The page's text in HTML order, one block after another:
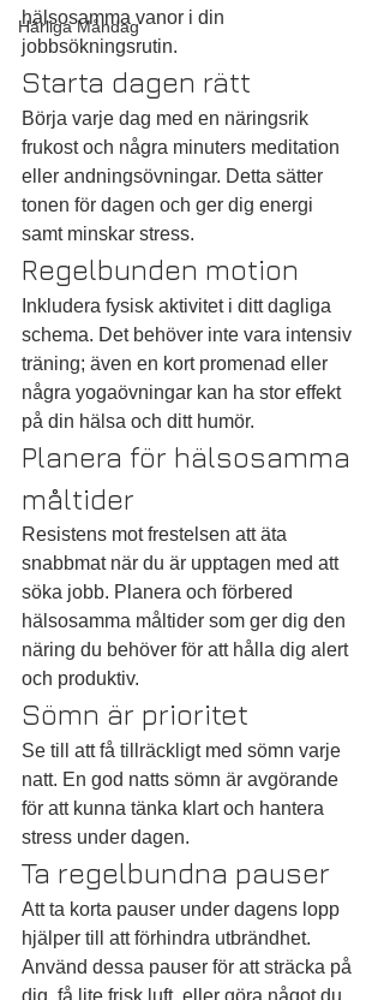
Härliga Måndag
hälsosamma vanor i din
jobbsökningsrutin.
Starta dagen rätt
Börja varje dag med en näringsrik
frukost och några minuters meditation
eller andningsövningar. Detta sätter
tonen för dagen och ger dig energi
samt minskar stress.
Regelbunden motion
Inkludera fysisk aktivitet i ditt dagliga
schema. Det behöver inte vara intensiv
träning; även en kort promenad eller
några yogaövningar kan ha stor effekt
på din hälsa och ditt humör.
Planera för hälsosamma
måltider
Resistens mot frestelsen att äta
snabbmat när du är upptagen med att
söka jobb. Planera och förbered
hälsosamma måltider som ger dig den
näring du behöver för att hålla dig alert
och produktiv.
Sömn är prioritet
Se till att få tillräckligt med sömn varje
natt. En god natts sömn är avgörande
för att kunna tänka klart och hantera
stress under dagen.
Ta regelbundna pauser
Att ta korta pauser under dagens lopp
hjälper till att förhindra utbrändhet.
Använd dessa pauser för att sträcka på
dig, få lite frisk luft, eller göra något du